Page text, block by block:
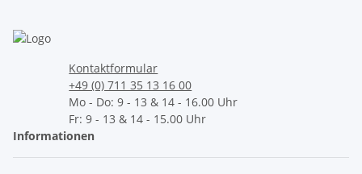
Kontaktformular
+49 (0) 711 35 13 16 00
Mo - Do: 9 - 13 & 14 - 16.00 Uhr
Fr: 9 - 13 & 14 - 15.00 Uhr
Informationen